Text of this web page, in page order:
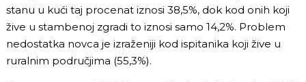
stanu u kući taj procenat iznosi 38,5%, dok kod onih koji
žive u stambenoj zgradi to iznosi samo 14,2%. Problem
nedostatka novca je izraženiji kod ispitanika koji žive u
ruralnim područjima (55,3%).